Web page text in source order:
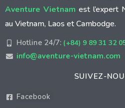
Aventure Vietnam est l’expert
au Vietnam, Laos et Cambodge.
Hotline 24/7: (+84) 9 89 31 32
info@aventure-vietnam.com
SUIVEZ-
Facebook